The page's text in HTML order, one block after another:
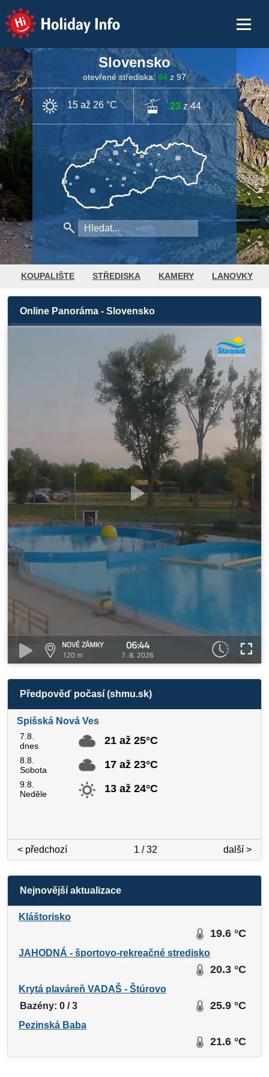
Holiday Info
Slovensko
otevřené střediska:84 z 97
15 až 26 °C 23 z 44
KOUPALIŠTE STŘEDISKA KAMERY LANOVKY
CYKLISTIKA / PĚŠÍ TURISTIKA GOLF POČASÍ
Online Panoráma - Slovensko
NOVÉ ZÁMKY
120 m
06:44
7. 8. 2026
Předpověď počasí (shmu.sk)
Spišská Nová Ves
7.8.
dnes
21 až 25°C
8.8.
Sobota
17 až 23°C
9.8.
Neděle
13 až 24°C
další >
< předchozí 1 / 32
Nejnovější aktualizace
Kláštorisko
19.6 °C
JAHODNÁ - športovo-rekreačné stredisko
20.3 °C
Krytá plaváreň VADAŠ - Štúrovo
Bazény: 0 / 3
25.9 °C
Pezinská Baba
21.6 °C